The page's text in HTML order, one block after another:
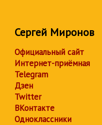
Сергей Миронов
Официальный сайт
Интернет-приёмная
Telegram
Дзен
Twitter
ВКонтакте
Одноклассники